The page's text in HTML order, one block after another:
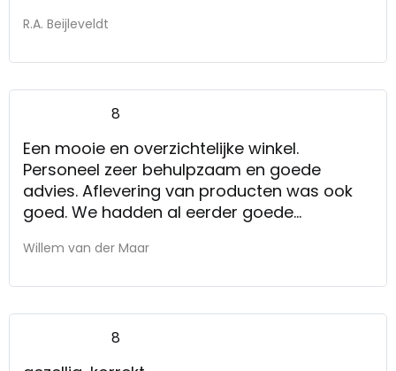
R.A. Beijleveldt
8
Een mooie en overzichtelijke winkel.
Personeel zeer behulpzaam en goede
advies. Aflevering van producten was ook
goed. We hadden al eerder goede
daarom hadden we besloten om hier weer
Willem van der Maar
8